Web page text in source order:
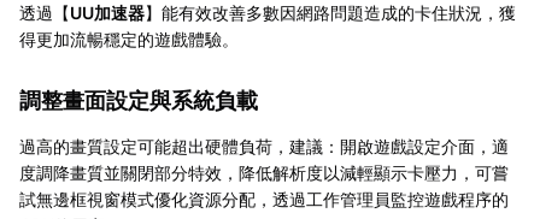
透過【UU加速器】能有效改善多數因網路問題造成的卡住狀況，獲
得更加流暢穩定的遊戲體驗。
調整畫面設定與系統負載
過高的畫質設定可能超出硬體負荷，建議：開啟遊戲設定介面，適
度調降畫質並關閉部分特效，降低解析度以減輕顯示卡壓力，可嘗
試無邊框視窗模式優化資源分配，透過工作管理員監控遊戲程序的